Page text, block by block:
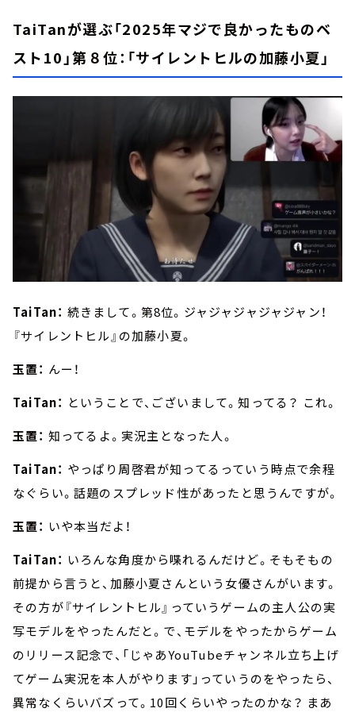
TaiTanが選ぶ「2025年マジで良かったものベ
スト10」第８位：「サイレントヒルの加藤小夏」
TaiTan： 続きまして。第8位。ジャジャジャジャジャン！
『サイレントヒル』の加藤小夏。
玉置： んー！
TaiTan： ということで、ございまして。知ってる？ これ。
玉置： 知ってるよ。実況主となった人。
TaiTan： やっぱり周啓君が知ってるっていう時点で余程
なぐらい。話題のスプレッド性があったと思うんですが。
玉置： いや本当だよ！
TaiTan： いろんな角度から喋れるんだけど。そもそもの
前提から言うと、加藤小夏さんという女優さんがいます。
その方が『サイレントヒル』っていうゲームの主人公の実
写モデルをやったんだと。で、モデルをやったからゲーム
のリリース記念で、「じゃあYouTubeチャンネル立ち上げ
てゲーム実況を本人がやります」っていうのをやったら、
異常なくらいバズって。10回くらいやったのかな？ まあ